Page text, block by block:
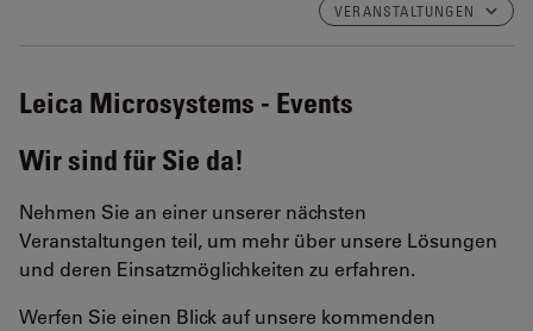
VERANSTALTUNGEN
Leica Microsystems - Events
Wir sind für Sie da!
Nehmen Sie an einer unserer nächsten
Veranstaltungen teil, um mehr über unsere Lösungen
und deren Einsatzmöglichkeiten zu erfahren.
Werfen Sie einen Blick auf unsere kommenden